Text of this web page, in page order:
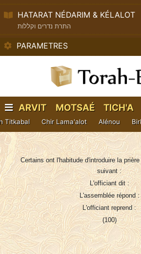
HATARAT NÉDARIM & KÉLALOT
התרת נדרים וקללות
PARAMETRES
ARVIT MOTSAÉ TICH'A
BÉAV
Titkabal Chir Lama'alot Alénou
Certains ont l'habitude d'introduire la
suivant :
L'officiant dit :
L'assemblée répond :
L'officiant reprend :
(100)